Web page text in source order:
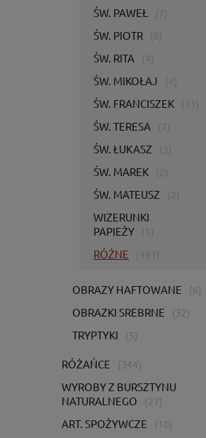
ŚW. PAWEŁ
ŚW. PIOTR
ŚW. RITA
ŚW. MIKOŁAJ
ŚW. FRANCISZEK
ŚW. TERESA
ŚW. ŁUKASZ
ŚW. MAREK
ŚW. MATEUSZ
WIZERUNKI
PAPIEŻY
RÓŻNE
OBRAZY HAFTOWANE (6)
OBRAZKI SREBRNE (32)
TRYPTYKI (5)
RÓŻAŃCE (344)
WYROBY Z BURSZTYNU
NATURALNEGO
(27)
ART. SPOŻYWCZE (10)
Welon naramienny ecru z
KWL/021/05/20
681,00 zł
553,66 zł
DO KOSZYKA